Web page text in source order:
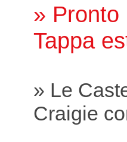
» Pronto
Tappa
» Le
Craigie